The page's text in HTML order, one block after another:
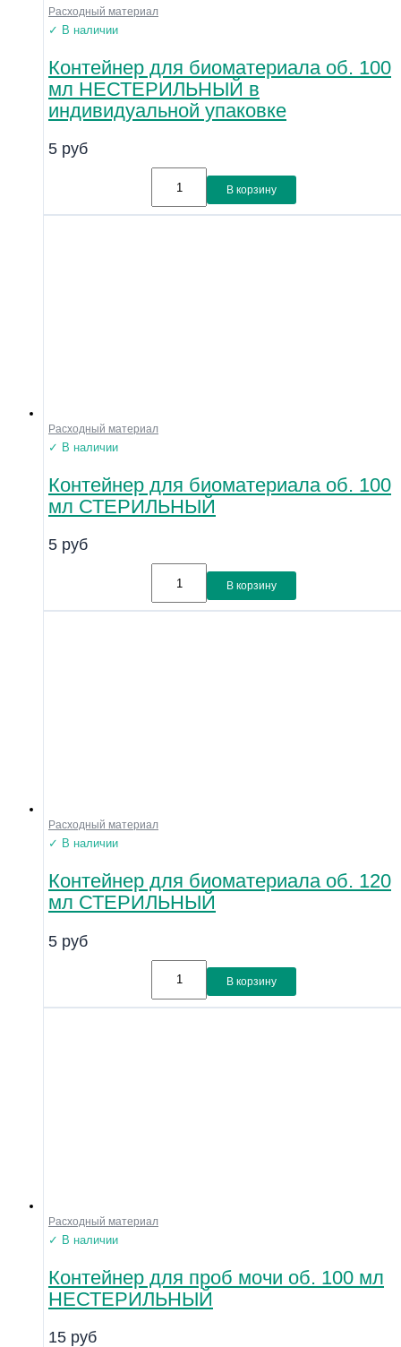
Расходный материал
✓ В наличии
Контейнер для биоматериала об. 100
мл НЕСТЕРИЛЬНЫЙ в
индивидуальной упаковке
5 руб
В корзину
Расходный материал
✓ В наличии
Контейнер для биоматериала об. 100
мл СТЕРИЛЬНЫЙ
5 руб
В корзину
Расходный материал
✓ В наличии
Контейнер для биоматериала об. 120
мл СТЕРИЛЬНЫЙ
5 руб
В корзину
Расходный материал
✓ В наличии
Контейнер для проб мочи об. 100 мл
НЕСТЕРИЛЬНЫЙ
15 руб